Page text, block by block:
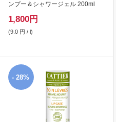
ンプー＆シャワージェル 200ml
1,800円
(9.0 円 / l)
- 28%